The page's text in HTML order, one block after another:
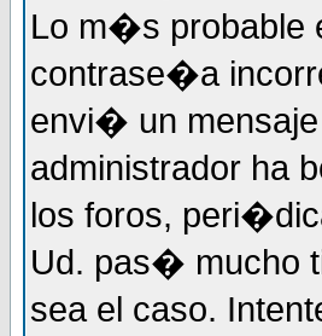
Lo m�s probable
contrase�a
envi� un
administrador ha
los foros,
Ud. pas� mucho
sea el caso.